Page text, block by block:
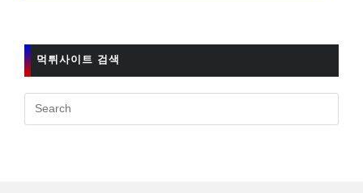
먹튀사이트 검색